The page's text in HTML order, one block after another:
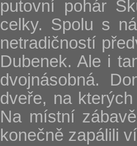
putovní pohár
celky. Spolu s
netradičností
Dubenek. Ale i
dvojnásobná.
dveře, na
Na místní
konečně zapálili